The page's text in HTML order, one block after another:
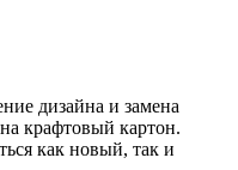
дизайна и замена
крафтовый картон.
как новый, так и